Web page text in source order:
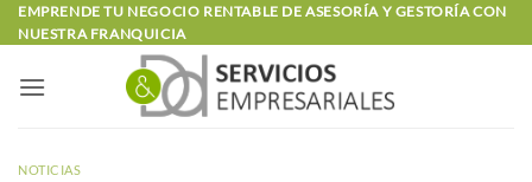
Saltar
al
EMPRENDE TU NEGOCIO RENTABLE DE ASESORÍA Y GESTORÍA CON
NUESTRA FRANQUICIA
NOTICIAS